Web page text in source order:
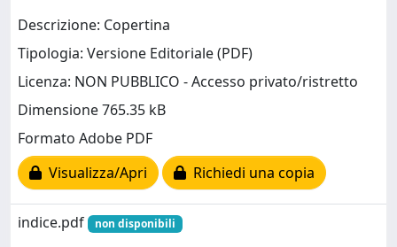
Descrizione: Copertina
Tipologia: Versione Editoriale (PDF)
Licenza: NON PUBBLICO - Accesso privato/ristretto
Dimensione 765.35 kB
Formato Adobe PDF
Visualizza/Apri
Richiedi una copia
indice.pdf non disponibili